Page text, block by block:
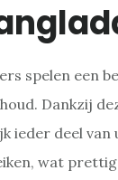
spelen een
Dankzij
ieder deel van
wat